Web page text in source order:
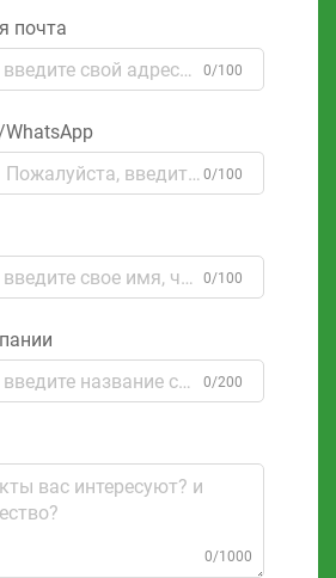
почта
0/100
0/100
0/100
0/200
0/1000